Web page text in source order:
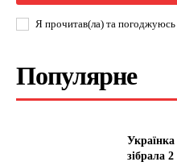
Я прочитав(ла) та погоджуюсь
Популярне
зібрала